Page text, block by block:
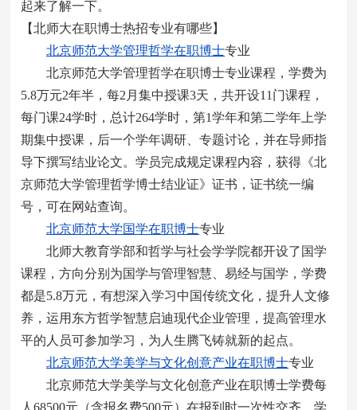
起来了解一下。
【北师大在职博士热招专业有哪些】
北京师范大学管理哲学在职博士专业
北京师范大学管理哲学在职博士专业课程，学费为
5.8万元2年半，每2月集中授课3天，共开设11门课程，
每门课24学时，总计264学时，第1学年和第二学年上学
期集中授课，后一个学年调研、专题讨论，并在导师指
导下撰写结业论文。学员完成规定课程内容，获得《北
京师范大学管理哲学博士结业证》证书，证书统一编
号，可在网站查询。
北京师范大学国学在职博士专业
北师大教育学部和哲学与社会学学院都开设了国学
课程，方向分别为国学与管理智慧、易经与国学，学费
都是5.8万元，有想深入学习中国传统文化，提升人文修
养，运用东方哲学智慧启迪现代企业管理，提高管理水
平的人员可参加学习，为人生腾飞铸就新的起点。
北京师范大学美学与文化创意产业在职博士专业
北京师范大学美学与文化创意产业在职博士学费每
人68500元（含报名费500元）在报到时一次性交齐，学